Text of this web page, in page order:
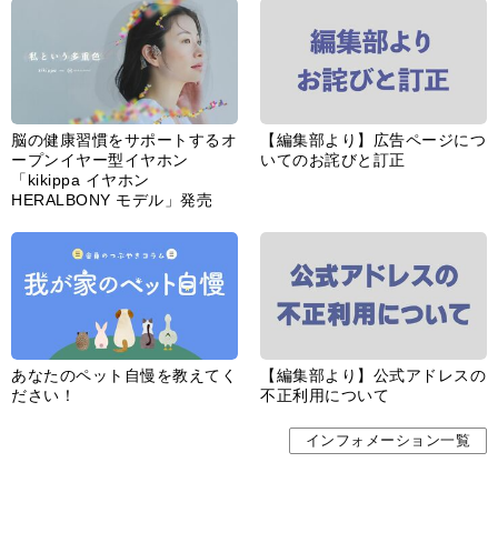
脳の健康習慣をサポートするオ
ープンイヤー型イヤホン
「kikippa イヤホン
HERALBONY モデル」発売
【編集部より】広告ページにつ
いてのお詫びと訂正
あなたのペット自慢を教えてく
ださい！
【編集部より】公式アドレスの
不正利用について
インフォメーション一覧